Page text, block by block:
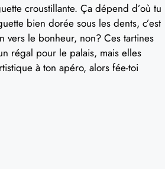
croustillante. Ça dépend d’où tu
bien dorée sous les dents, c’est
vers le bonheur, non? Ces tartines
régal pour le palais, mais elles
à ton apéro, alors fée-toi